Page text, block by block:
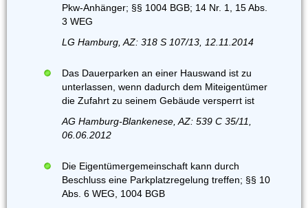
Pkw-Anhänger; §§ 1004 BGB; 14 Nr. 1, 15 Abs.
3 WEG
LG Hamburg, AZ: 318 S 107/13, 12.11.2014
Das Dauerparken an einer Hauswand ist zu
unterlassen, wenn dadurch dem Miteigentümer
die Zufahrt zu seinem Gebäude versperrt ist
AG Hamburg-Blankenese, AZ: 539 C 35/11,
06.06.2012
Die Eigentümergemeinschaft kann durch
Beschluss eine Parkplatzregelung treffen; §§ 10
Abs. 6 WEG, 1004 BGB